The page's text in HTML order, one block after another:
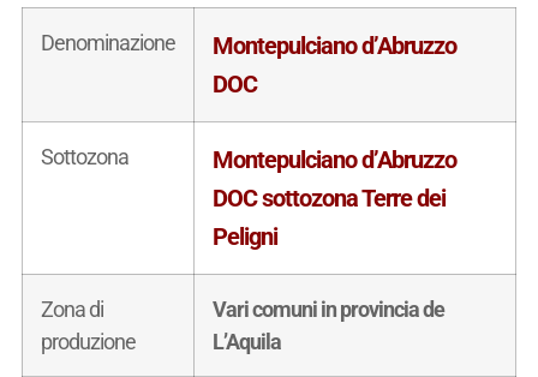
Denominazione
Montepulciano d’Abruzzo
DOC
Sottozona
Montepulciano d’Abruzzo
DOC sottozona Terre dei
Peligni
Zona di
produzione
Vari comuni in provincia de
L’Aquila